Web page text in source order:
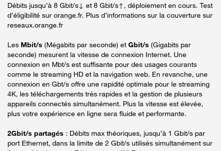
Débits jusqu’à 8 Gbit/s↓ et 8 Gbit/s↑, déploiement en cours. Test
d’éligibilité sur orange.fr. Plus d’informations sur la couverture sur
reseaux.orange.fr
Les Mbit/s (Mégabits par seconde) et Gbit/s (Gigabits par
seconde) mesurent la vitesse de connexion Internet. Une
connexion en Mbt/s est suffisante pour des usages courants
comme le streaming HD et la navigation web. En revanche, une
connexion en Gbt/s offre une rapidité optimale pour le streaming
4K, les téléchargements très rapides et la gestion de plusieurs
appareils connectés simultanément. Plus la vitesse est élevée,
plus votre expérience en ligne sera fluide et performante.
2Gbit/s partagés : Débits max théoriques, jusqu’à 1 Gbit/s par
port Ethernet, dans la limite de 2 Gbit/s utilisés simultanément sur